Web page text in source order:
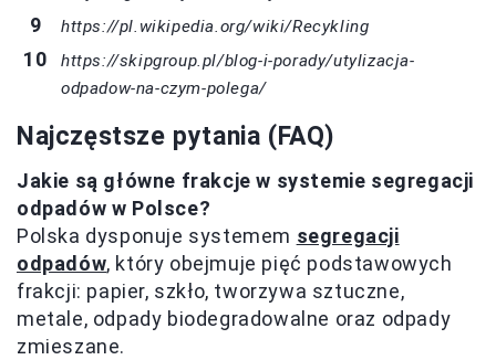
https://pl.wikipedia.org/wiki/Recykling
https://skipgroup.pl/blog-i-porady/utylizacja-
odpadow-na-czym-polega/
Najczęstsze pytania (FAQ)
Jakie są główne frakcje w systemie segregacji
odpadów w Polsce?
Polska dysponuje systemem segregacji
odpadów, który obejmuje pięć podstawowych
frakcji: papier, szkło, tworzywa sztuczne,
metale, odpady biodegradowalne oraz odpady
zmieszane.